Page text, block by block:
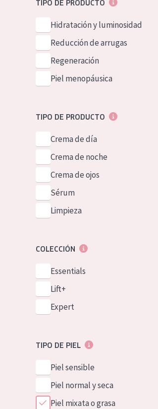
Spanish
Greek
TIPO DE PRODUCTO
Hidratación y luminosidad
Reducción de arrugas
Regeneración
Piel menopáusica
TIPO DE PRODUCTO
Crema de día
Crema de noche
Crema de ojos
Sérum
Limpieza
COLECCIÓN
Essentials
Lift+
Expert
TIPO DE PIEL
Piel sensible
Piel normal y seca
Piel mixata o grasa